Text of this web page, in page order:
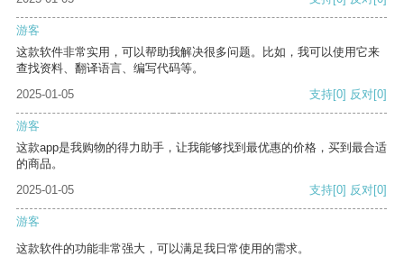
游客
这款软件非常实用，可以帮助我解决很多问题。比如，我可以使用它来
查找资料、翻译语言、编写代码等。
2025-01-05
支持[0] 反对[0]
游客
这款app是我购物的得力助手，让我能够找到最优惠的价格，买到最合适
的商品。
2025-01-05
支持[0] 反对[0]
游客
这款软件的功能非常强大，可以满足我日常使用的需求。